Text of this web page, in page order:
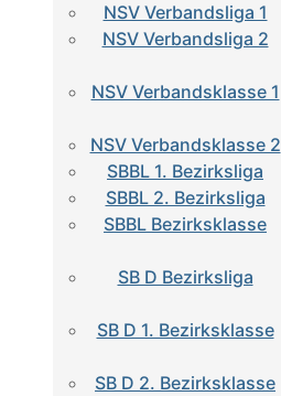
NSV Verbandsliga 1
NSV Verbandsliga 2
NSV Verbandsklasse 1
NSV Verbandsklasse 2
SBBL 1. Bezirksliga
SBBL 2. Bezirksliga
SBBL Bezirksklasse
SB D Bezirksliga
SB D 1. Bezirksklasse
SB D 2. Bezirksklasse